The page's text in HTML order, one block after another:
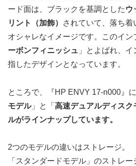
ード面は、ブラックを基調とした ウ
リント（加飾）
されていて、落ち
オシャレなイメージです。このイン
ーボンフィニッシュ 」とよばれ、
指したデザインとなっています。
ところで、『HP ENVY 17-n000』に
モデル」と「 高速デュアルディスク
ルがラインナップしています。
2つのモデルの違いはストレージ。
「スタンダードモデル」のストレ